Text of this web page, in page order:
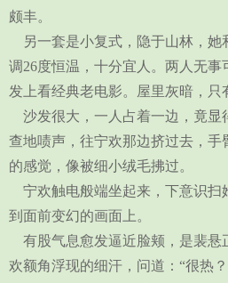
颇丰。
另一套是小复式，隐于山林，她
调26度恒温，十分宜人。两人无
发上看经典老电影。屋里灰暗，只
沙发很大，一人占着一边，竟显
查地啧声，往宁欢那边挤过去，手
的感觉，像被细小绒毛拂过。
宁欢触电般端坐起来，下意识扫
到面前变幻的画面上。
有股气息愈发逼近脸颊，是裴悬
欢额角浮现的细汗，问道：“很热